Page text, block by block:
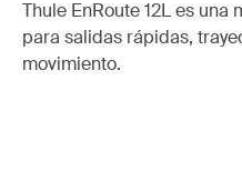
Thule EnRoute 12L es
para salidas rápidas,
movimiento.